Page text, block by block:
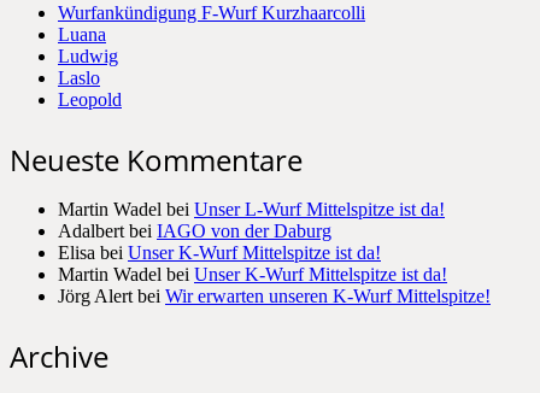
Wurfankündigung F-Wurf Kurzhaarcolli
Luana
Ludwig
Laslo
Leopold
Neueste Kommentare
Martin Wadel bei Unser L-Wurf Mittelspitze ist da!
Adalbert bei IAGO von der Daburg
Elisa bei Unser K-Wurf Mittelspitze ist da!
Martin Wadel bei Unser K-Wurf Mittelspitze ist da!
Jörg Alert bei Wir erwarten unseren K-Wurf Mittelspitze!
Archive